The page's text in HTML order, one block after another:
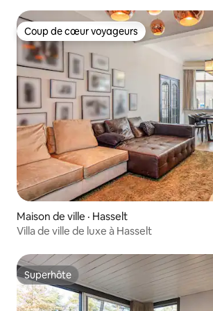
Coup de cœur voyageurs
Coup de cœur voyageurs
Maison de ville · Hasselt
Villa de ville de luxe à Hasselt
Superhôte
Superhôte